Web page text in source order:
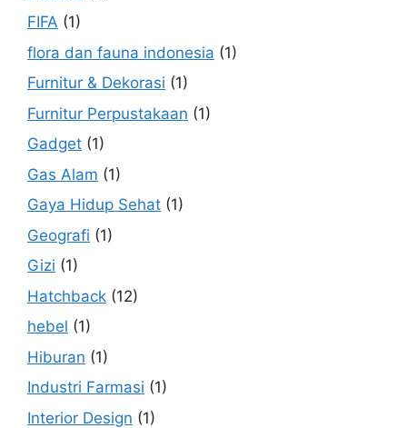
FIFA (1)
flora dan fauna indonesia (1)
Furnitur & Dekorasi (1)
Furnitur Perpustakaan (1)
Gadget (1)
Gas Alam (1)
Gaya Hidup Sehat (1)
Geografi (1)
Gizi (1)
Hatchback (12)
hebel (1)
Hiburan (1)
Industri Farmasi (1)
Interior Design (1)